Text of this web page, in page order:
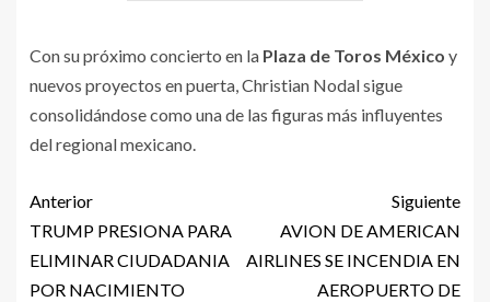
Con su próximo concierto en la Plaza de Toros México y
nuevos proyectos en puerta, Christian Nodal sigue
consolidándose como una de las figuras más influyentes
del regional mexicano.
Anterior
TRUMP PRESIONA PARA
ELIMINAR CIUDADANIA
POR NACIMIENTO
Siguiente
AVION DE AMERICAN
AIRLINES SE INCENDIA EN
AEROPUERTO DE